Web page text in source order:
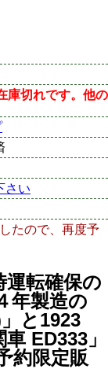
庫切れです。他の
さい
たので、再度予
運転確保の
年製造の
と1923
ED333」
約限定販